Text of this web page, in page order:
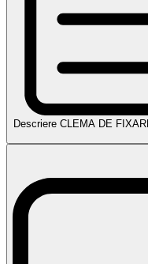
Descriere CLEMA DE